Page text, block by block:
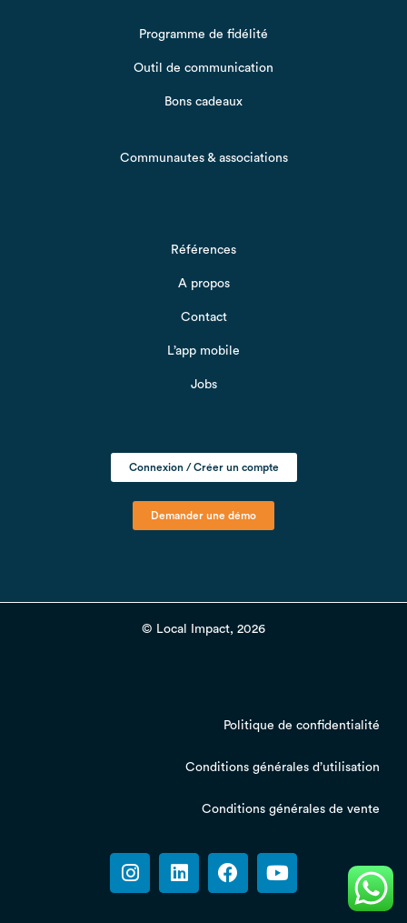
Programme de fidélité
Outil de communication
Bons cadeaux
Communautes & associations
Références
A propos
Contact
L’app mobile
Jobs
Connexion / Créer un compte
Demander une démo
© Local Impact, 2026
Politique de confidentialité
Conditions générales d’utilisation
Conditions générales de vente
I
n
s
L
i
n
F
a
c
Y
o
u